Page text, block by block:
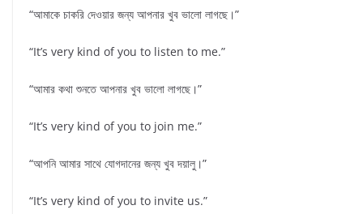
“আমাকে চাকরি দেওয়ার জন্য আপনার খুব ভালো লাগছে।”
“It’s very kind of you to listen to me.”
“আমার কথা শুনতে আপনার খুব ভালো লাগছে।”
“It’s very kind of you to join me.”
“আপনি আমার সাথে যোগদানের জন্য খুব দয়ালু।”
“It’s very kind of you to invite us.”